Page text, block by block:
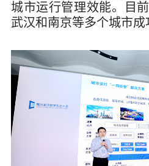
城市运行管理效能。目
武汉和南京等多个城市成